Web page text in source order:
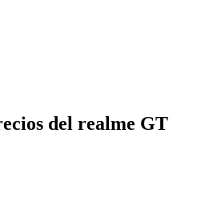
del realme GT